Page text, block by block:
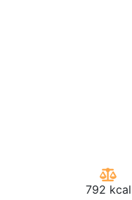
792 kcal